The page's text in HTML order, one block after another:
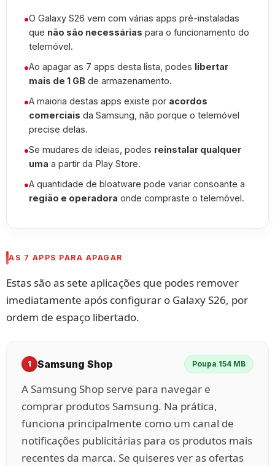
•O Galaxy S26 vem com várias apps pré-instaladas
que não são necessárias para o funcionamento do
telemóvel.
•Ao apagar as 7 apps desta lista, podes libertar
mais de 1 GB de armazenamento.
•A maioria destas apps existe por acordos
comerciais da Samsung, não porque o telemóvel
precise delas.
•Se mudares de ideias, podes reinstalar qualquer
uma a partir da Play Store.
•A quantidade de bloatware pode variar consoante a
região e operadora onde compraste o telemóvel.
AS 7 APPS PARA APAGAR
Estas são as sete aplicações que podes remover
imediatamente após configurar o Galaxy S26, por
ordem de espaço libertado.
1 Samsung Shop Poupa 154 MB
A Samsung Shop serve para navegar e
comprar produtos Samsung. Na prática,
funciona principalmente como um canal de
notificações publicitárias para os produtos mais
recentes da marca. Se quiseres ver as ofertas